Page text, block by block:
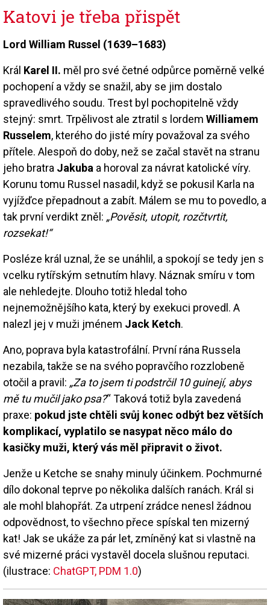
Katovi je třeba přispět
Lord William Russel (1639–1683)
Král Karel II. měl pro své četné odpůrce poměrně velké
pochopení a vždy se snažil, aby se jim dostalo
spravedlivého soudu. Trest byl pochopitelně vždy
stejný: smrt. Trpělivost ale ztratil s lordem Williamem
Russelem, kterého do jisté míry považoval za svého
přítele. Alespoň do doby, než se začal stavět na stranu
jeho bratra Jakuba a horoval za návrat katolické víry.
Korunu tomu Russel nasadil, když se pokusil Karla na
vyjížďce přepadnout a zabít. Málem se mu to povedlo, a
tak první verdikt zněl: „Pověsit, utopit, rozčtvrtit,
rozsekat!“
Posléze král uznal, že se unáhlil, a spokojí se tedy jen s
vcelku rytířským setnutím hlavy. Náznak smíru v tom
ale nehledejte. Dlouho totiž hledal toho
nejnemožnějšího kata, který by exekuci provedl. A
nalezl jej v muži jménem Jack Ketch.
Ano, poprava byla katastrofální. První rána Russela
nezabila, takže se na svého popravčího rozzlobeně
otočil a pravil: „Za to jsem ti podstrčil 10 guinejí, abys
mě tu mučil jako psa?“ Taková totiž byla zavedená
praxe: pokud jste chtěli svůj konec odbýt bez větších
komplikací, vyplatilo se nasypat něco málo do
kasičky muži, který vás měl připravit o život.
Jenže u Ketche se snahy minuly účinkem. Pochmurné
dílo dokonal teprve po několika dalších ranách. Král si
ale mohl blahopřát. Za utrpení zrádce nenesl žádnou
odpovědnost, to všechno přece spískal ten mizerný
kat! Jak se ukáže za pár let, zmíněný kat si vlastně na
své mizerné práci vystavěl docela slušnou reputaci.
(ilustrace: ChatGPT, PDM 1.0)